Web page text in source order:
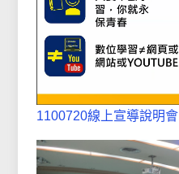
1100720線上宣導說明會